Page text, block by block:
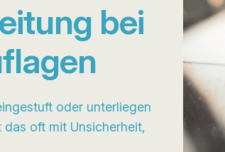
bei
oder unterliegen
das oft mit Unsicherheit,